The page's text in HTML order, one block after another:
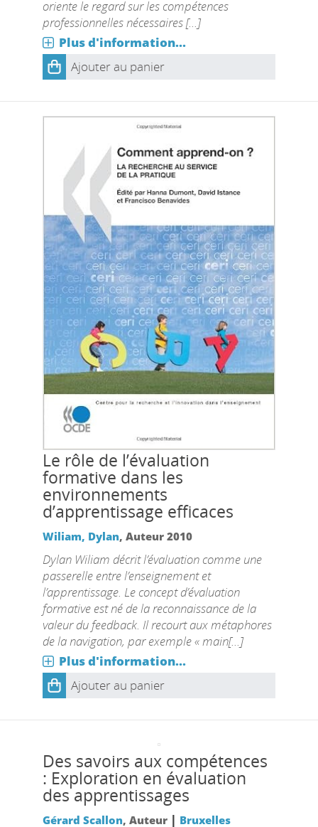
oriente le regard sur les compétences
professionnelles nécessaires [...]
Plus d'information...
Ajouter au panier
Le rôle de l’évaluation
formative dans les
environnements
d’apprentissage efficaces
Wiliam, Dylan, Auteur 2010
Dylan Wiliam décrit l’évaluation comme une
passerelle entre l’enseignement et
l’apprentissage. Le concept d’évaluation
formative est né de la reconnaissance de la
valeur du feedback. Il recourt aux métaphores
de la navigation, par exemple « main[...]
Plus d'information...
Ajouter au panier
Des savoirs aux compétences
: Exploration en évaluation
des apprentissages
Gérard Scallon, Auteur | Bruxelles